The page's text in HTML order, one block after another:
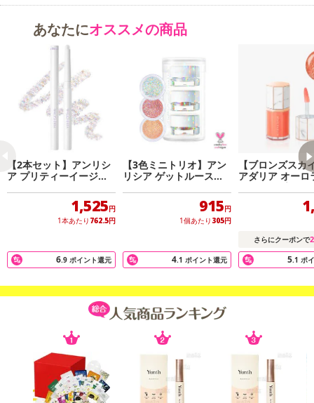
【 黄金比率グリッター、様々なグリッターが、光を集めさまざまな
輝きを放つ究極のきらめき 】
■ 魅惑的なピンクのダイヤモンドを磨いたように愛らしく輝くピー
チダイヤモンドグリッター。
■ 太陽の光をいっぱい集めたような幻想的なグラムシャインモーメ
ント。
【 しっとりとし、肌にのせると速乾性のある水分ジェルテクスチャ
■ 水分ジェルベースでしっとりとやわらかく、密着してヨレず高発
■ パール、グリッターがヨレや、崩れにくい密着仕上げ。
■ フィクシングポリマー配合で、早く乾き密着。汗や皮脂にも強く
■ グリッターと相性のいい弾力のあるブラシで、簡単にポイントメ
イクが完成！
あなたにオススメの商品
【2本セット】アンリシ
ア プリティーイージー
1,525円
1本あたり 762.5円
6.9 ポイント還元
【3色ミニトリオ】アン
リシア ゲットルースグ
915円
1個あたり 305円
4.1 ポイント還元
【ブロンズスカ
アダリア オーロ
インリップトリ
さらにクーポンで
5.1 ポ